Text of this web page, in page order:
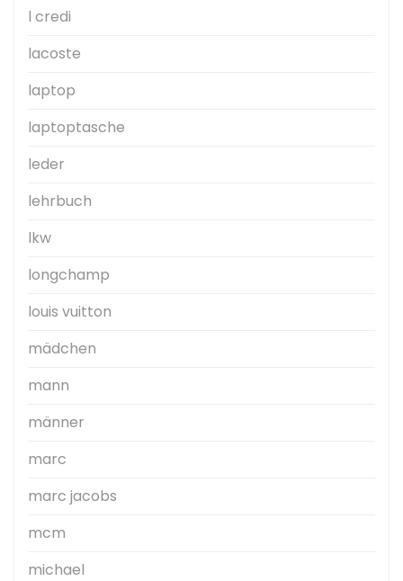
l credi
lacoste
laptop
laptoptasche
leder
lehrbuch
lkw
longchamp
louis vuitton
mädchen
mann
männer
marc
marc jacobs
mcm
michael